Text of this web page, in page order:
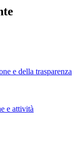
e della trasparenza
e attività